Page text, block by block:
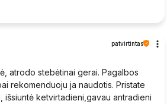
patvirtintas
atrodo stebėtinai gerai. Pagalbos
rekomenduoju ja naudotis. Pristate
išsiuntė ketvirtadieni,gavau antradieni